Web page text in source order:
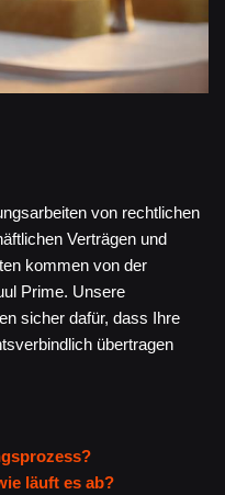
von rechtlichen
Verträgen und
kommen von der
Prime. Unsere
sicher dafür, dass Ihre
übertragen
läuft es ab?